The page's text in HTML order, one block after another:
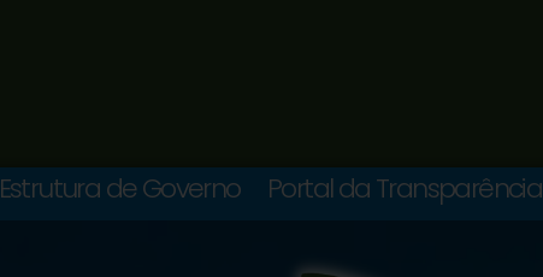
Estrutura de Governo Portal da Transparência